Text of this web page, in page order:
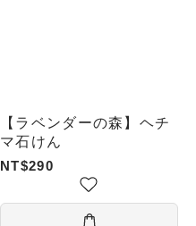
【ラベンダーの森】ヘチ
マ石けん
NT$290